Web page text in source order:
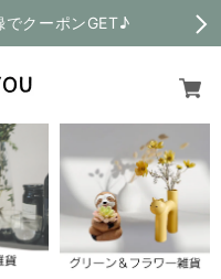
でクーポンGET♪